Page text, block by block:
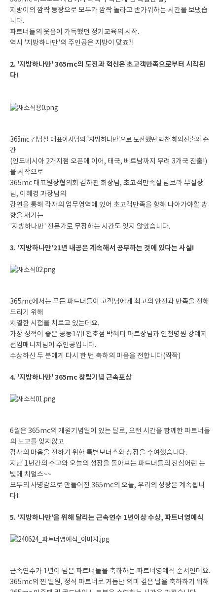
지방이의 깜짝 등장으로 모두가 깜짝 놀라고 반가워하는 시간을 보냈습
니다.
파트너들의 웃음이 가득했던 정기교육의 시작.
역시 '지방하나만'의 주인공은 지방이 맞죠?!
2. '지방하나만' 365mc의 도전과 혁신은 초고객만족으로부터 시작된
다!
365mc 김남철 대표이사님의 '지방하나만'으로 도전했떤 벅찬 해외진출의 순
간
(인도네시아 2개지점 오픈에 이어, 태국, 베트남까지 무려 3개국 진출!)
을 시작으로
365mc 대표원장협의회 김하진 회장님, 초고객만족실 남보라 부실장
님, 이혜경 과장님의
강연을 통해 각자의 업무영역에 있어 초고객만족을 향해 나아가야할 방
향을 새기는
'지방하나만' 전문가로 무장하는 시간도 잊지 않았습니다.
3. '지방하나만'21년 내공은 계속해서 공부하는 것에 있다는 사실!
365mc에서는 모든 파트너들이 고객님에게 최고의 안전과 만족을 전해
드리기 위해
치열한 시험을 치르고 있는데요.
가장 성적이 좋은 공동1위! 천호점 박혜미 파트장님과 인천병원 강예지
선임매니저님이 주인공입니다.
수상하신 두 분에게 다시 한 번 축하의 마음을 전합니다(짝짝)
4. '지방하나만' 365mc 창립기념 근속포상
6월은 365mc의 개원기념일이 있는 달로, 오랜 시간을 함께한 파트너들
의 노고를 잊지않고
감사의 마음을 전하기 위한 특별보너스와 상장을 수여했습니다.
지난 1년간의 수고와 오늘의 성장을 돌아보는 파트너들의 진심어린 눈
빛에 치얼스~~
모두의 사명감으로 만들어진 365mc의 오늘, 우리의 성장은 계속됩니
다!
5. '지방하나만'을 위해 달리는 근속연수 1년이상 수상, 파트너영예식
근속연수가 1년이 넘은 파트너들을 축하하는 파트너영예식 순서인데요.
365mc의 찐 일원, 정식 파트너로 거듭난 의미 깊은 날을 축하하기 위해